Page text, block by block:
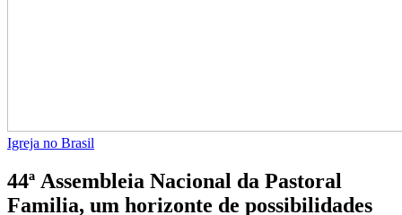
Igreja no Brasil
44ª Assembleia Nacional da Pastoral
Familia, um horizonte de possibilidades